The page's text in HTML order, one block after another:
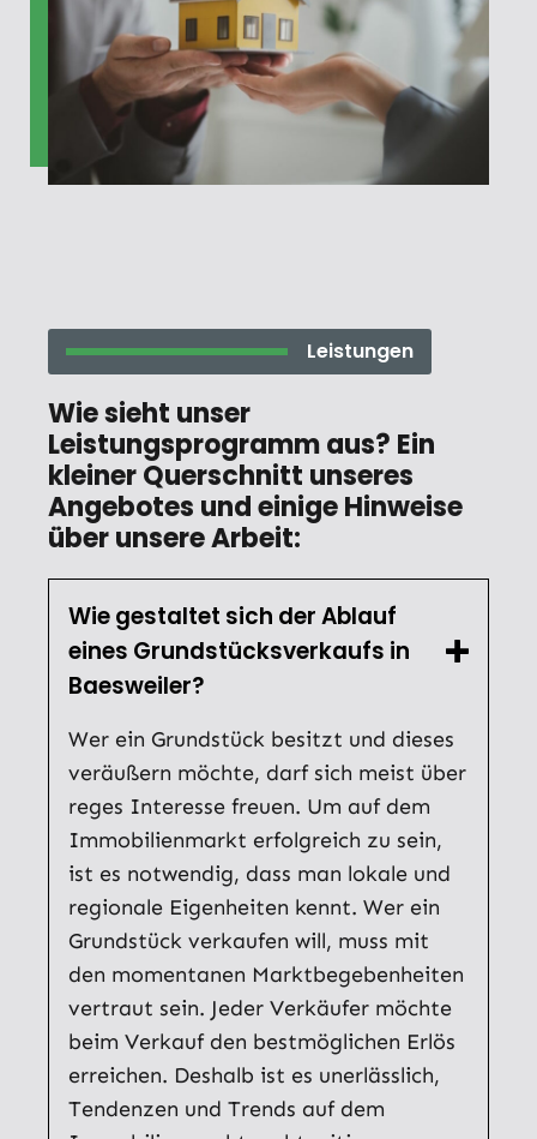
Leistungen
Wie sieht unser
Leistungsprogramm aus? Ein
kleiner Querschnitt unseres
Angebotes und einige Hinweise
über unsere Arbeit:
Wie gestaltet sich der Ablauf
eines Grundstücksverkaufs in
Baesweiler?
Wer ein Grundstück besitzt und dieses
veräußern möchte, darf sich meist über
reges Interesse freuen. Um auf dem
Immobilienmarkt erfolgreich zu sein,
ist es notwendig, dass man lokale und
regionale Eigenheiten kennt. Wer ein
Grundstück verkaufen will, muss mit
den momentanen Marktbegebenheiten
vertraut sein. Jeder Verkäufer möchte
beim Verkauf den bestmöglichen Erlös
erreichen. Deshalb ist es unerlässlich,
Tendenzen und Trends auf dem